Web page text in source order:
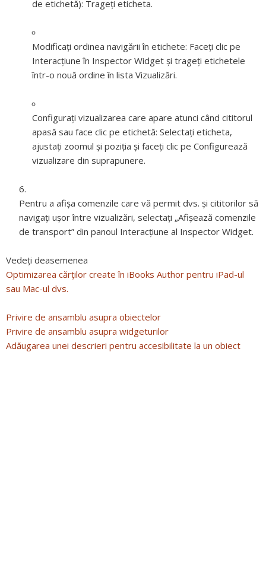
de etichetă): Trageți eticheta.
Modificați ordinea navigării în etichete: Faceți clic pe
Interacțiune în Inspector Widget și trageți etichetele
într-o nouă ordine în lista Vizualizări.
Configurați vizualizarea care apare atunci când cititorul
apasă sau face clic pe etichetă: Selectați eticheta,
ajustați zoomul și poziția și faceți clic pe Configurează
vizualizare din suprapunere.
Pentru a afișa comenzile care vă permit dvs. și cititorilor să
navigați ușor între vizualizări, selectați „Afișează comenzile
de transport” din panoul Interacțiune al Inspector Widget.
Vedeți deasemenea
Optimizarea cărților create în iBooks Author pentru iPad-ul
sau Mac-ul dvs.
Privire de ansamblu asupra obiectelor
Privire de ansamblu asupra widgeturilor
Adăugarea unei descrieri pentru accesibilitate la un obiect